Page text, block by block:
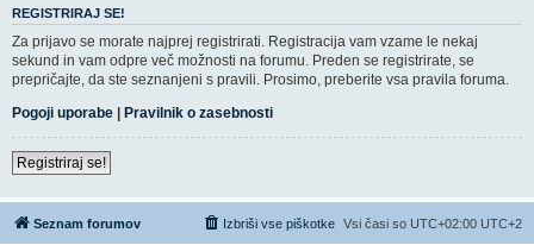
REGISTRIRAJ SE!
Za prijavo se morate najprej registrirati. Registracija vam vzame le nekaj
sekund in vam odpre več možnosti na forumu. Preden se registrirate, se
prepričajte, da ste seznanjeni s pravili. Prosimo, preberite vsa pravila foruma.
Pogoji uporabe | Pravilnik o zasebnosti
Registriraj se!
Seznam forumov Vsi časi so UTC+02:00 UTC+2
Izbriši vse piškotke